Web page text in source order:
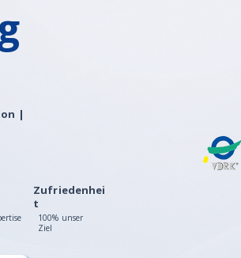
|
Zufriedenhei
t
100% unser
Ziel